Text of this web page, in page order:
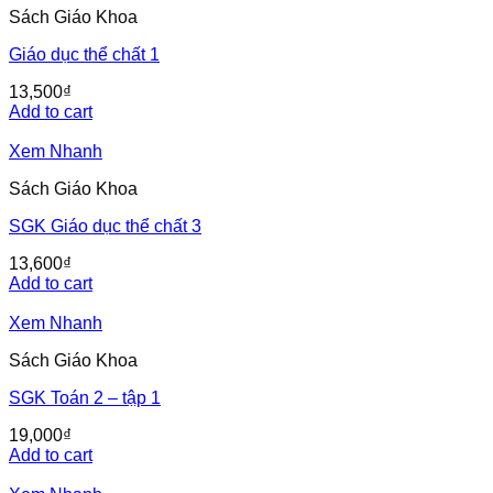
Sách Giáo Khoa
Giáo dục thể chất 1
13,500₫
Add to cart
Xem Nhanh
Sách Giáo Khoa
SGK Giáo dục thể chất 3
13,600₫
Add to cart
Xem Nhanh
Sách Giáo Khoa
SGK Toán 2 – tập 1
19,000₫
Add to cart